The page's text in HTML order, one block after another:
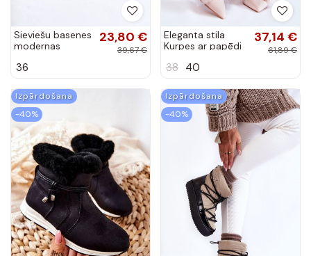
Sieviešu basenes
modernas
mirdzošiem
melnas krāsas
Solea
23,80 €
39,67 €
36
Eleganta stila
Kurpes ar papēdi
smilšu krāsas
37,14 €
61,89 €
38 40
Izpārdošana
-40%
Izpārdošana
-40%